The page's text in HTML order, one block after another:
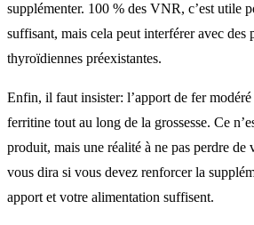
supplémenter. 100 % des VNR, c’est utile
suffisant, mais cela peut interférer avec des
thyroïdiennes préexistantes.
Enfin, il faut insister: l’apport de fer
ferritine tout au long de la grossesse. Ce
produit, mais une réalité à ne pas perdre de
vous dira si vous devez renforcer la
apport et votre alimentation suffisent.